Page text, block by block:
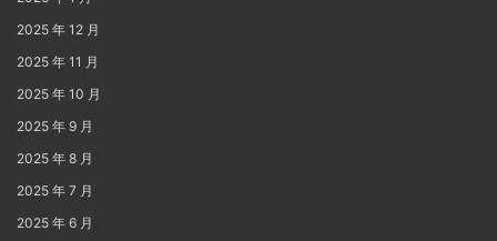
2025 年 12 月
2025 年 11 月
2025 年 10 月
2025 年 9 月
2025 年 8 月
2025 年 7 月
2025 年 6 月